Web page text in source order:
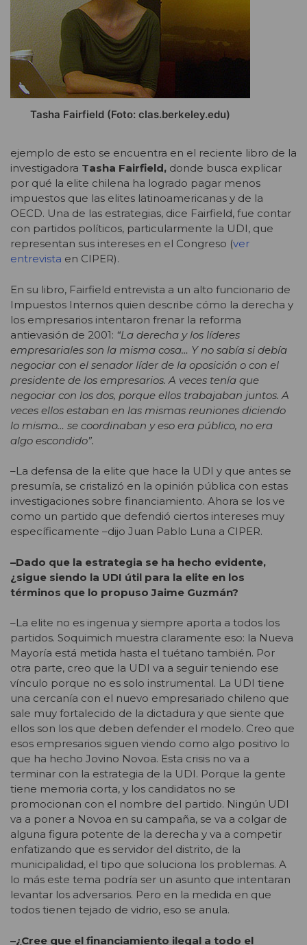
Tasha Fairfield (Foto: clas.berkeley.edu)
ejemplo de esto se encuentra en el reciente libro de la
investigadora Tasha Fairfield, donde busca explicar
por qué la elite chilena ha logrado pagar menos
impuestos que las elites latinoamericanas y de la
OECD. Una de las estrategias, dice Fairfield, fue contar
con partidos políticos, particularmente la UDI, que
representan sus intereses en el Congreso (ver
entrevista en CIPER).
En su libro, Fairfield entrevista a un alto funcionario de
Impuestos Internos quien describe cómo la derecha y
los empresarios intentaron frenar la reforma
antievasión de 2001: “La derecha y los líderes
empresariales son la misma cosa… Y no sabía si debía
negociar con el senador líder de la oposición o con el
presidente de los empresarios. A veces tenía que
negociar con los dos, porque ellos trabajaban juntos. A
veces ellos estaban en las mismas reuniones diciendo
lo mismo… se coordinaban y eso era público, no era
algo escondido”.
–La defensa de la elite que hace la UDI y que antes se
presumía, se cristalizó en la opinión pública con estas
investigaciones sobre financiamiento. Ahora se los ve
como un partido que defendió ciertos intereses muy
específicamente –dijo Juan Pablo Luna a CIPER.
–Dado que la estrategia se ha hecho evidente,
¿sigue siendo la UDI útil para la elite en los
términos que lo propuso Jaime Guzmán?
–La elite no es ingenua y siempre aporta a todos los
partidos. Soquimich muestra claramente eso: la Nueva
Mayoría está metida hasta el tuétano también. Por
otra parte, creo que la UDI va a seguir teniendo ese
vínculo porque no es solo instrumental. La UDI tiene
una cercanía con el nuevo empresariado chileno que
sale muy fortalecido de la dictadura y que siente que
ellos son los que deben defender el modelo. Creo que
esos empresarios siguen viendo como algo positivo lo
que ha hecho Jovino Novoa. Esta crisis no va a
terminar con la estrategia de la UDI. Porque la gente
tiene memoria corta, y los candidatos no se
promocionan con el nombre del partido. Ningún UDI
va a poner a Novoa en su campaña, se va a colgar de
alguna figura potente de la derecha y va a competir
enfatizando que es servidor del distrito, de la
municipalidad, el tipo que soluciona los problemas. A
lo más este tema podría ser un asunto que intentaran
levantar los adversarios. Pero en la medida en que
todos tienen tejado de vidrio, eso se anula.
–¿Cree que el financiamiento ilegal a todo el